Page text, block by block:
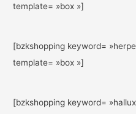
template= »box »]
[bzkshopping keyword=
template= »box »]
[bzkshopping keyword=